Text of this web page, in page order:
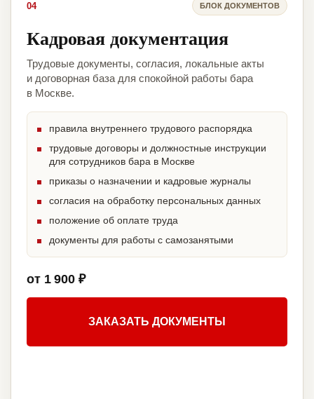
04 БЛОК ДОКУМЕНТОВ
Кадровая документация
Трудовые документы, согласия, локальные акты
и договорная база для спокойной работы бара
в Москве.
правила внутреннего трудового распорядка
трудовые договоры и должностные инструкции
для сотрудников бара в Москве
приказы о назначении и кадровые журналы
согласия на обработку персональных данных
положение об оплате труда
документы для работы с самозанятыми
от 1 900 ₽
ЗАКАЗАТЬ ДОКУМЕНТЫ